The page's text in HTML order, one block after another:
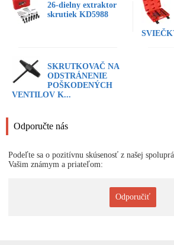
26-dielny extraktor
skrutiek KD5988
SKRUTKOVAČ NA
ODSTRÁNENIE
POŠKODENÝCH
VENTILOV K...
Odporučte nás
Podeľte sa o pozitívnu skúsenosť z našej
Vašim známym a priateľom:
Odporučiť